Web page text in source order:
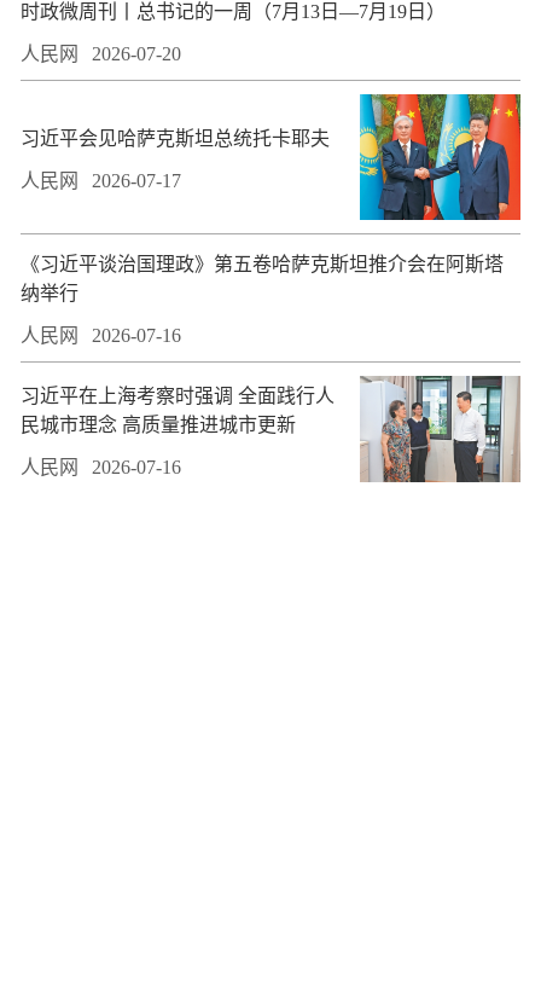
时政微周刊丨总书记的一周（7月13日—7月19日）
人民网 2026-07-20
习近平会见哈萨克斯坦总统托卡耶夫
人民网 2026-07-17
​《习近平谈治国理政》第五卷哈萨克斯坦推介会在阿斯塔
纳举行
人民网 2026-07-16
习近平在上海考察时强调 全面践行人
民城市理念 高质量推进城市更新
人民网 2026-07-16